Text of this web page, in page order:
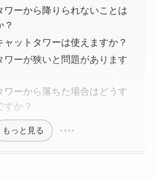
ワーから降りられないことは
？
ャットタワーは使えますか？
ワーが狭いと問題があります
ワーから落ちた場合はどうす
すか？
もっと見る